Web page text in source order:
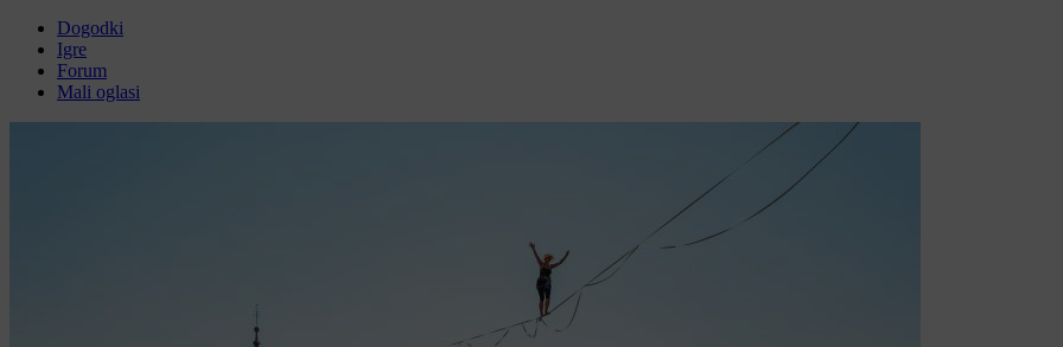
Dogodki
Igre
Forum
Mali oglasi